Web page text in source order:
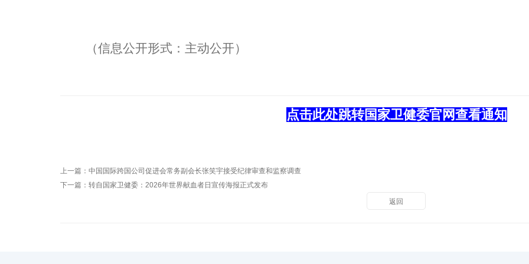
（信息公开形式：主动公开）
点击此处跳转国家卫健委官网查看通知
上一篇： 中国国际跨国公司促进会常务副会长张笑宇接受纪律审查和监察调查
下一篇： 转自国家卫健委：2026年世界献血者日宣传海报正式发布
返回